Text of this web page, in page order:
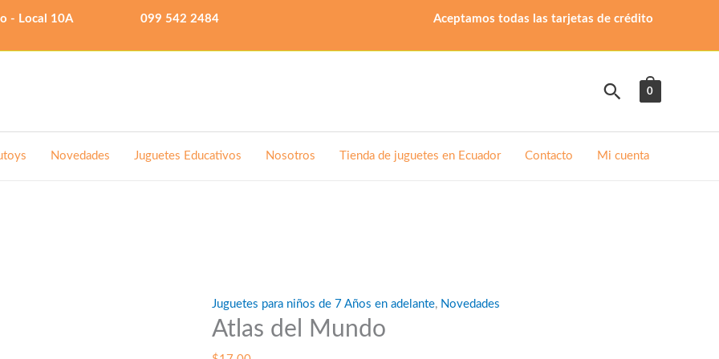
- Local 10A 099 542 2484 Aceptamos todas las tarjetas de crédito
Buscar
0
Novedades Juguetes Educativos Nosotros Tienda de juguetes en Ecuador Contacto Mi cuenta
Juguetes para niños de 7 Años en adelante, Novedades
Atlas del Mundo